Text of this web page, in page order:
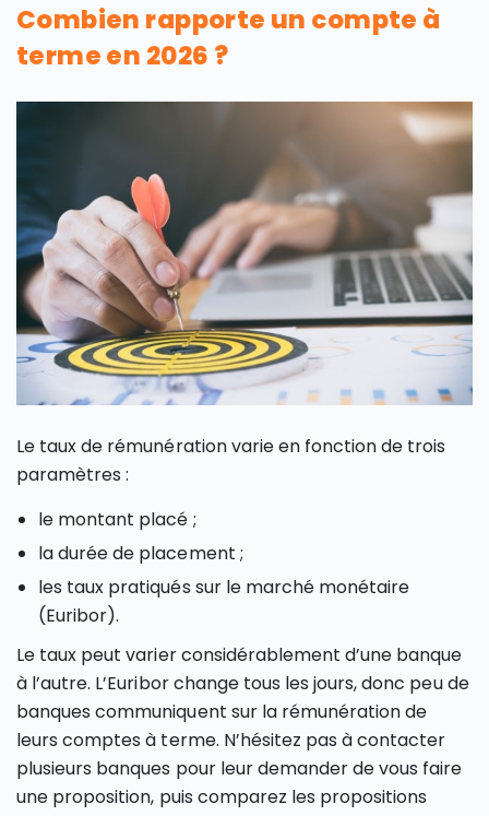
Combien rapporte un compte à
terme en 2026 ?
Le taux de rémunération varie en fonction de trois
paramètres :
le montant placé ;
la durée de placement ;
les taux pratiqués sur le marché monétaire
(Euribor).
Le taux peut varier considérablement d’une banque
à l’autre. L’Euribor change tous les jours, donc peu de
banques communiquent sur la rémunération de
leurs comptes à terme. N’hésitez pas à contacter
plusieurs banques pour leur demander de vous faire
une proposition, puis comparez les propositions